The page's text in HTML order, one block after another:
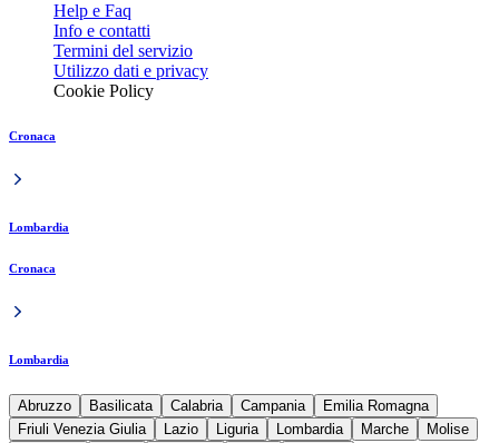
Help e Faq
Info e contatti
Termini del servizio
Utilizzo dati e privacy
Cookie Policy
Cronaca
Lombardia
Cronaca
Lombardia
Abruzzo Basilicata Calabria Campania
Emilia Romagna
Friuli Venezia Giulia
Lazio Liguria Lombardia Marche
Molise